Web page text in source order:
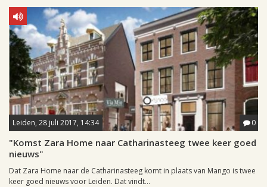
Leiden, 28 juli 2017, 14:34 0
"Komst Zara Home naar Catharinasteeg twee keer goed
nieuws"
Dat Zara Home naar de Catharinasteeg komt in plaats van Mango is twee
keer goed nieuws voor Leiden. Dat vindt...